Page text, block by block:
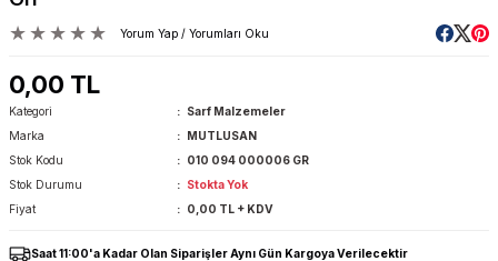
Yorum Yap / Yorumları Oku
0,00 TL
Kategori
Sarf Malzemeler
Marka
MUTLUSAN
Stok Kodu
010 094 000006 GR
Stok Durumu
Stokta Yok
Fiyat
0,00 TL + KDV
Saat 11:00'a Kadar Olan Siparişler Aynı Gün Kargoya Verilecektir